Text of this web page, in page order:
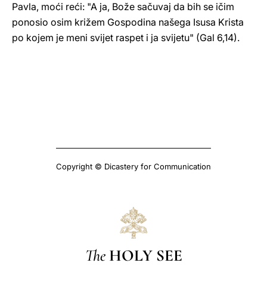
Pavla, moći reći: "A ja, Bože sačuvaj da bih se ičim
ponosio osim križem Gospodina našega Isusa Krista
po kojem je meni svijet raspet i ja svijetu" (Gal 6,14).
Copyright © Dicastery for Communication
The HOLY SEE